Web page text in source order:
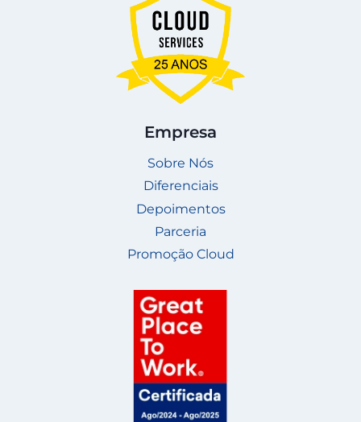
Empresa
Sobre Nós
Diferenciais
Depoimentos
Parceria
Promoção Cloud